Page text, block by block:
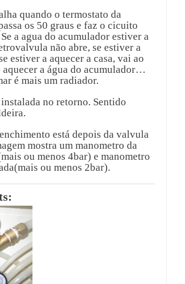
quando o termostato da
os 50 graus e faz o cicuito
a agua do acumulador estiver a
não abre, se estiver a
estiver a aquecer a casa, vai ao
aquecer a água do acumulador…
é mais um radiador.
no retorno. Sentido
está depois da valvula
mostra um manometro da
ou menos 4bar) e manometro
ou menos 2bar).